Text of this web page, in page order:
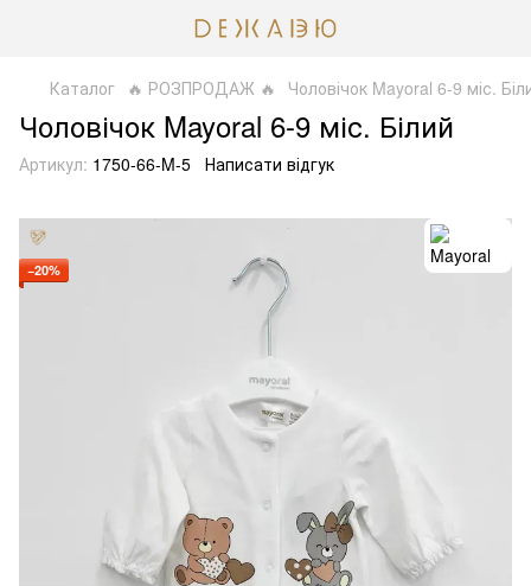
Каталог 🔥 РОЗПРОДАЖ 🔥 Чоловічок Mayoral 6-9 міс.
Чоловічок Mayoral 6-9 міс. Білий
Артикул: 1750-66-M-5 Написати відгук
−20%